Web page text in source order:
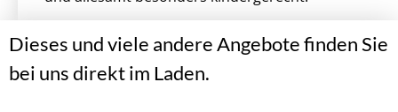
Dieses und viele andere Angebote finden Sie
bei uns direkt im Laden.